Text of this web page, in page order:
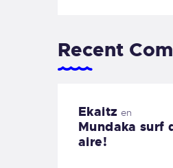
Recent
Ekaitz en
Mundaka surf
aire!